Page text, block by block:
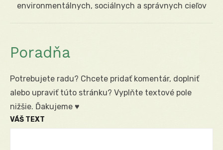
post:
environmentálnych, sociálnych a správnych cieľov
Poradňa
Potrebujete radu? Chcete pridať komentár, doplniť
alebo upraviť túto stránku? Vyplňte textové pole
nižšie. Ďakujeme ♥
VÁŠ TEXT